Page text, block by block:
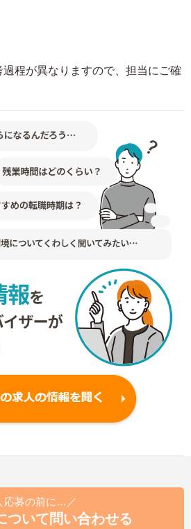
程が異なりますので、担当にご確
応募の前に…／
ついて問い合わせる